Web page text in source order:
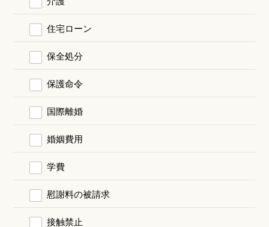
住宅ローン
保全処分
保護命令
国際離婚
婚姻費用
学費
慰謝料の被請求
接触禁止